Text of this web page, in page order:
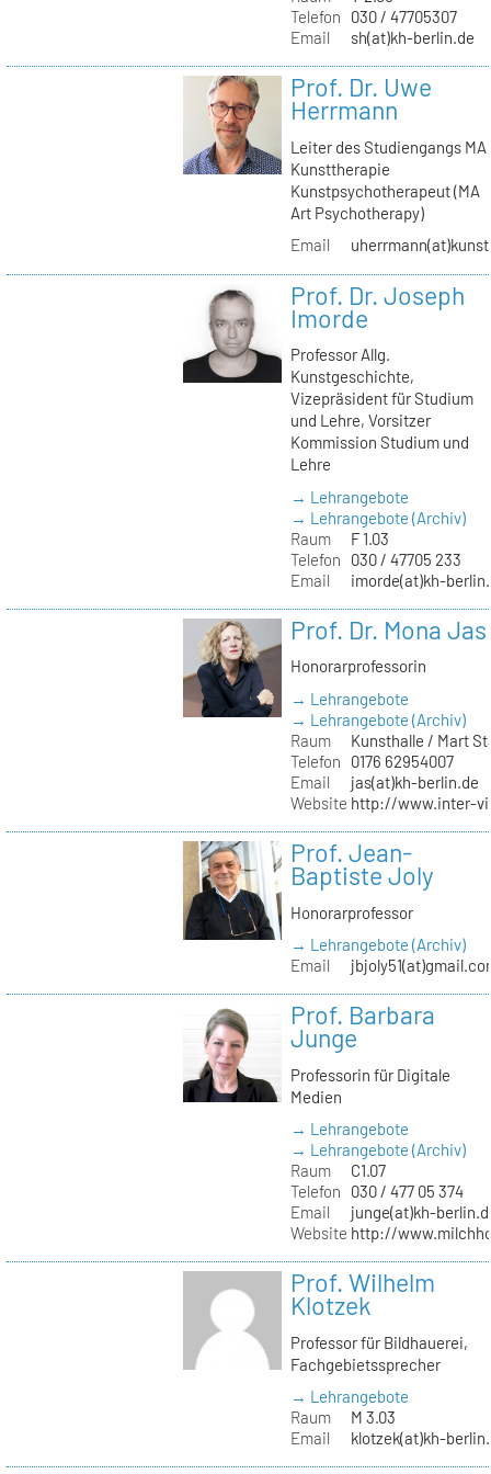
Telefon
030 / 47705307
Email
sh(at)kh-berlin.de
Prof. Dr. Uwe
Herrmann
Leiter des Studiengangs MA
Kunsttherapie
Kunstpsychotherapeut (MA
Art Psychotherapy)
Email
Prof. Dr. Joseph
Imorde
Professor Allg.
Kunstgeschichte,
Vizepräsident für Studium
und Lehre, Vorsitzer
Kommission Studium und
Lehre
→ Lehrangebote
→ Lehrangebote (Archiv)
Raum
F 1.03
Telefon
030 / 47705 233
Email
imorde(at)kh-
Prof. Dr. Mona Jas
Honorarprofessorin
→ Lehrangebote
→ Lehrangebote (Archiv)
Raum
Kunsthalle / Mart
Telefon
0176 62954007
Email
jas(at)kh-berlin.de
Website http://www.inter-
Prof. Jean-
Baptiste Joly
Honorarprofessor
→ Lehrangebote (Archiv)
Email
Prof. Barbara
Junge
Professorin für Digitale
Medien
→ Lehrangebote
→ Lehrangebote (Archiv)
Raum
C1.07
Telefon
030 / 477 05 374
Email
junge(at)kh-
Website http://
Prof. Wilhelm
Klotzek
Professor für Bildhauerei,
Fachgebietssprecher
→ Lehrangebote
Raum
M 3.03
Email
klotzek(at)kh-